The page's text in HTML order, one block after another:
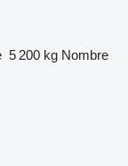
5 200 kg Nombre